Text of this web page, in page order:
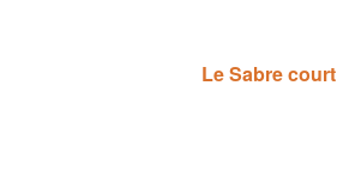
Le Sabre court